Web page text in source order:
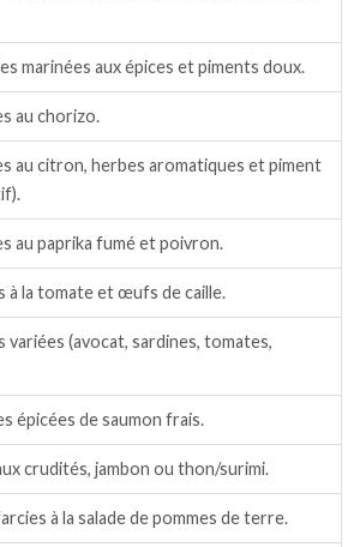
marinées aux épices et piments doux.
au chorizo.
au citron, herbes aromatiques et piment
au paprika fumé et poivron.
à la tomate et œufs de caille.
variées (avocat, sardines, tomates,
épicées de saumon frais.
crudités, jambon ou thon/surimi.
à la salade de pommes de terre.